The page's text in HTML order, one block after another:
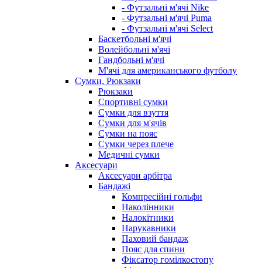
- Футзальні м'ячі Nike
- Футзальні м'ячі Puma
- Футзальні м'ячі Select
Баскетбольні м'ячі
Волейбольні м'ячі
Гандбольні м'ячі
М'ячі для американського футболу
Сумки, Рюкзаки
Рюкзаки
Спортивні сумки
Сумки для взуття
Сумки для м'ячів
Сумки на пояс
Сумки через плече
Медичні сумки
Аксесуари
Аксесуари арбітра
Бандажі
Компресійні гольфи
Наколінники
Налокітники
Нарукавники
Паховий бандаж
Пояс для спини
Фіксатор гомілкостопу